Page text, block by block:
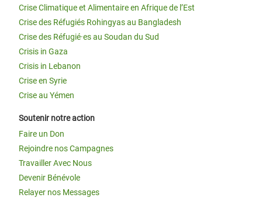
Crise Climatique et Alimentaire en Afrique de l’Est
Crise des Réfugiés Rohingyas au Bangladesh
Crise des Réfugié·es au Soudan du Sud
Crisis in Gaza
Crisis in Lebanon
Crise en Syrie
Crise au Yémen
Soutenir notre action
Faire un Don
Rejoindre nos Campagnes
Travailler Avec Nous
Devenir Bénévole
Relayer nos Messages